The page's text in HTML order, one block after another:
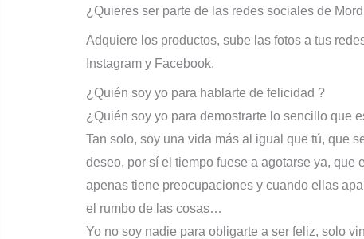
¿Quieres ser parte de las redes sociales de
Adquiere los productos, sube las fotos a tus
Instagram y Facebook.
¿Quién soy yo para hablarte de felicidad ?
¿Quién soy yo para demostrarte lo sencillo que
Tan solo, soy una vida más al igual que tú, que
deseo, por sí el tiempo fuese a agotarse ya,
apenas tiene preocupaciones y cuando ellas
el rumbo de las cosas…
Yo no soy nadie para obligarte a ser feliz, solo